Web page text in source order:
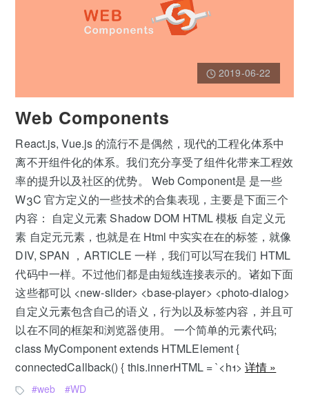
2019-06-22
Web Components
React.js, Vue.js 的流行不是偶然，现代的工程化体系中
离不开组件化的体系。我们充分享受了组件化带来工程效
率的提升以及社区的优势。 Web Component是 是一些
W3C 官方定义的一些技术的合集表现，主要是下面三个
内容： 自定义元素 Shadow DOM HTML 模板 自定义元
素 自定元元素，也就是在 Html 中实实在在的标签，就像
DIV, SPAN ，ARTICLE 一样，我们可以写在我们 HTML
代码中一样。不过他们都是由短线连接表示的。诸如下面
这些都可以 <new-slider> <base-player> <photo-dialog>
自定义元素包含自己的语义，行为以及标签内容，并且可
以在不同的框架和浏览器使用。 一个简单的元素代码;
class MyComponent extends HTMLElement {
connectedCallback() { this.innerHTML = `<h1> 详情 »
web WD